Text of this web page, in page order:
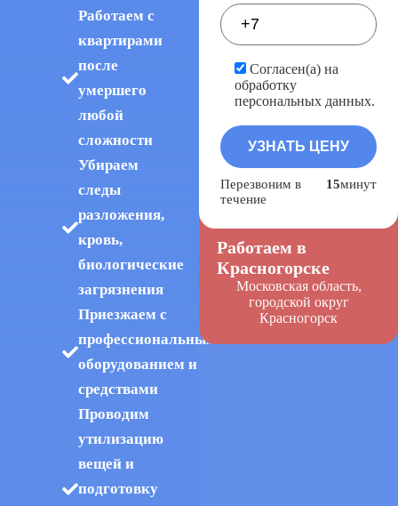
Работаем с
квартирами
после
умершего
любой
сложности
Убираем
следы
разложения,
кровь,
биологические
загрязнения
Приезжаем с
профессиональным
оборудованием и
средствами
Проводим
утилизацию
вещей и
подготовку
Согласен(а) на
обработку
персональных данных.
Перезвоним в
течение
15минут
Работаем в
Красногорске
Московская область,
городской округ
Красногорск